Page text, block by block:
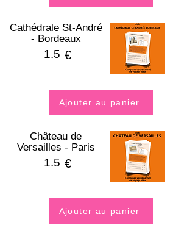
Cathédrale St-André
- Bordeaux
1.5 €
Ajouter au panier
Château de
Versailles - Paris
1.5 €
Ajouter au panier